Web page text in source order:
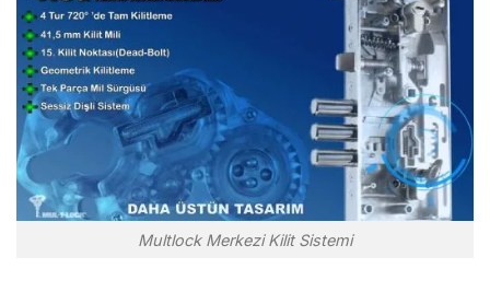
Multlock Merkezi Kilit Sistemi